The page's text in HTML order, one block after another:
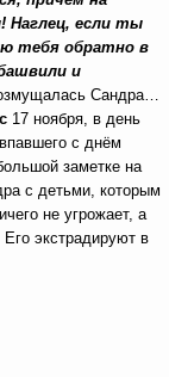
Наглец, если ты
тебя обратно в
и
Сандра…
17 ноября, в день
с днём
заметке на
с детьми, которым
не угрожает, а
экстрадируют в